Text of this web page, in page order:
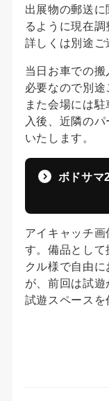
出展物の郵送
るように現在調
詳しくは別途ご
当日お車での
必要なので別途
また会場には
入後、近隣の
いたします。
ボドサマ
アイキャッチ画
す。備品とし
クル様で自由
が、前回は試
試遊スペースを